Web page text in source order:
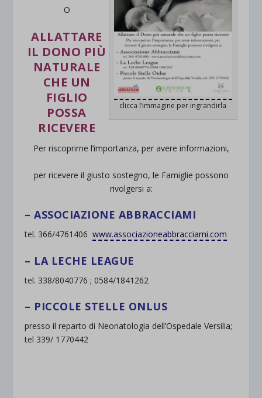
clicca l’immagine per ingrandirla
O
ALLATTARE
IL DONO PIÙ
NATURALE
CHE UN
FIGLIO
POSSA
RICEVERE
Per riscoprirne l’importanza, per avere informazioni,
per ricevere il giusto sostegno, le Famiglie possono
rivolgersi a:
– ASSOCIAZIONE ABBRACCIAMI
tel. 366/4761406www.associazioneabbracciami.com
– LA LECHE LEAGUE
tel. 338/8040776 ; 0584/1841262
– PICCOLE STELLE ONLUS
presso il reparto di Neonatologia dell’Ospedale Versilia;
tel 339/ 1770442